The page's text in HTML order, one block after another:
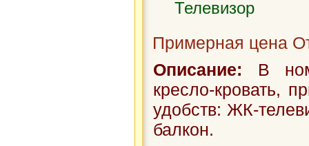
Телевизор
Примерная цена
Описание: В
кресло-кровать,
удобств: ЖК-
балкон.